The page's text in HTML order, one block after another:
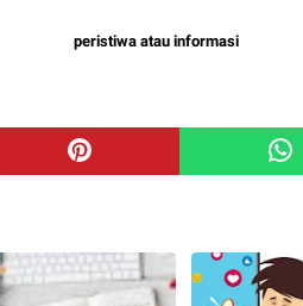
peristiwa atau informasi